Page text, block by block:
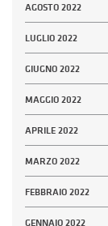
AGOSTO 2022
LUGLIO 2022
GIUGNO 2022
MAGGIO 2022
APRILE 2022
MARZO 2022
FEBBRAIO 2022
GENNAIO 2022